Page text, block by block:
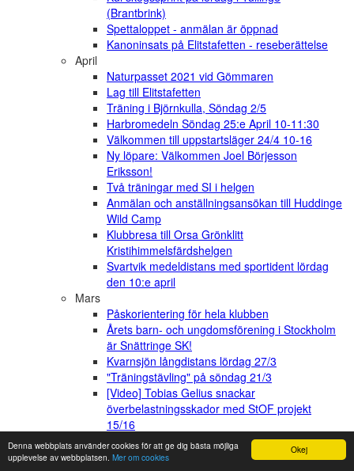
Okej
Denna webbplats använder cookies för att ge dig bästa möjliga
upplevelse av webbplatsen. Mer om cookies
(Brantbrink)
Spettaloppet - anmälan är öppnad
Kanoninsats på Elitstafetten - reseberättelse
April
Naturpasset 2021 vid Gömmaren
Lag till Elitstafetten
Träning i Björnkulla, Söndag 2/5
Harbromedeln Söndag 25:e April 10-11:30
Välkommen till uppstartsläger 24/4 10-16
Ny löpare: Välkommen Joel Börjesson
Eriksson!
Två träningar med SI i helgen
Anmälan och anställningsansökan till Huddinge
Wild Camp
Klubbresa till Orsa Grönklitt
Kristihimmelsfärdshelgen
Svartvik medeldistans med sportident lördag
den 10:e april
Mars
Påskorientering för hela klubben
Årets barn- och ungdomsförening i Stockholm
är Snättringe SK!
Kvarnsjön långdistans lördag 27/3
"Träningstävling" på söndag 21/3
[Video] Tobias Gelius snackar
överbelastningsskador med StOF projekt
15/16
Varför sprintar vi inte lika snabbt som Usain
Bolt?